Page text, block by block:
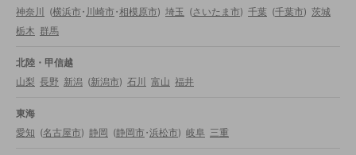
神奈川
(横浜市・川崎市・相模原市) 埼玉 (さいたま市) 千葉 (千葉市) 茨城
栃木 群馬
北陸・甲信越
山梨 長野 新潟 (新潟市) 石川 富山 福井
東海
愛知 (名古屋市) 静岡 (静岡市・浜松市) 岐阜 三重